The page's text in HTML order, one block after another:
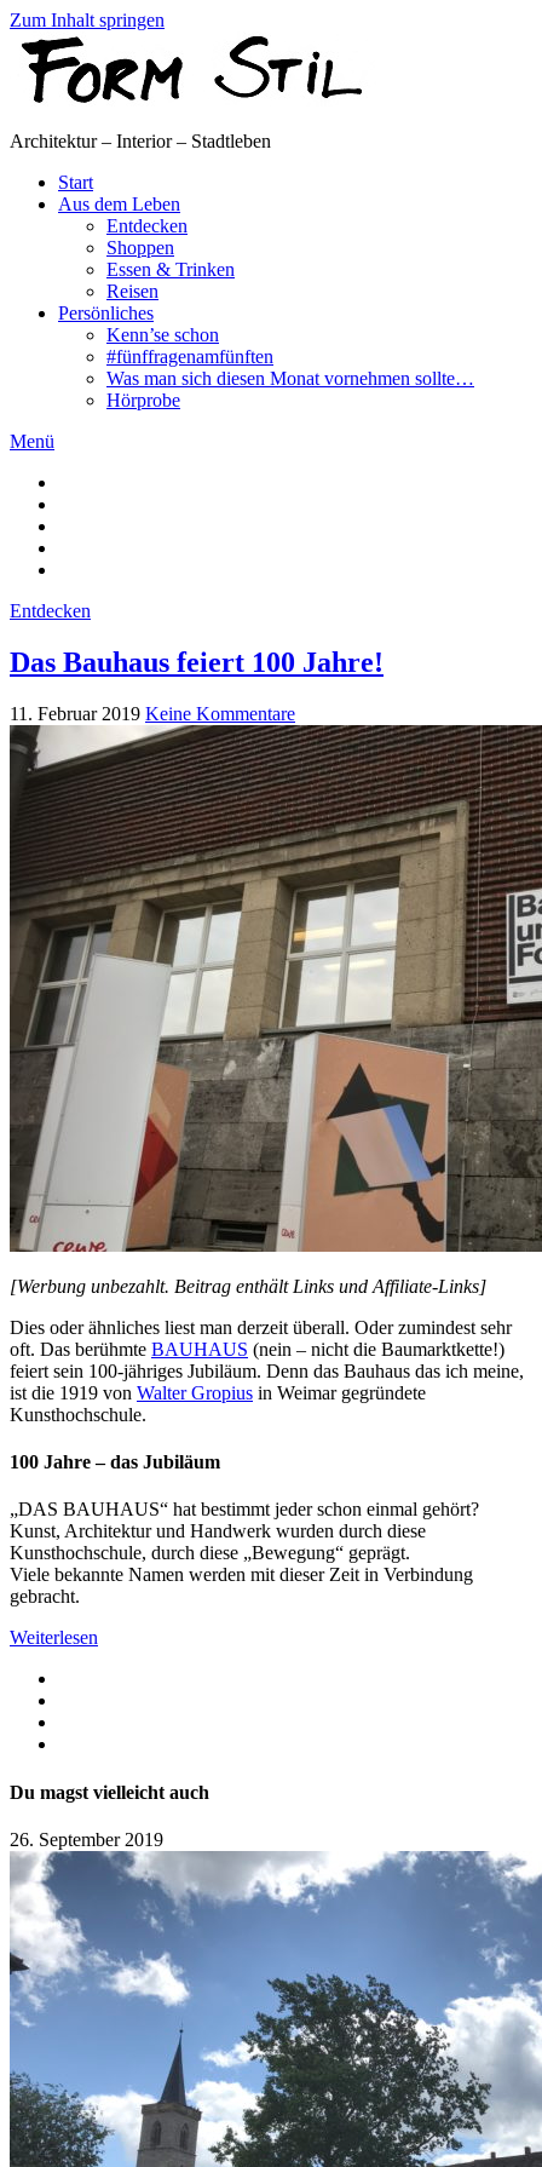
Zum Inhalt springen
Architektur – Interior – Stadtleben
Start
Aus dem Leben
Entdecken
Shoppen
Essen & Trinken
Reisen
Persönliches
Kenn’se schon
#fünffragenamfünften
Was man sich diesen Monat vornehmen sollte…
Hörprobe
Menü
Entdecken
Das Bauhaus feiert 100 Jahre!
11. Februar 2019 Keine Kommentare
[Werbung unbezahlt. Beitrag enthält Links und Affiliate-Links]
Dies oder ähnliches liest man derzeit überall. Oder zumindest sehr
oft. Das berühmte BAUHAUS (nein – nicht die Baumarktkette!)
feiert sein 100-jähriges Jubiläum. Denn das Bauhaus das ich meine,
ist die 1919 von Walter Gropius in Weimar gegründete
Kunsthochschule.
100 Jahre – das Jubiläum
„DAS BAUHAUS“ hat bestimmt jeder schon einmal gehört?
Kunst, Architektur und Handwerk wurden durch diese
Kunsthochschule, durch diese „Bewegung“ geprägt.
Viele bekannte Namen werden mit dieser Zeit in Verbindung
gebracht.
Weiterlesen
Du magst vielleicht auch
26. September 2019